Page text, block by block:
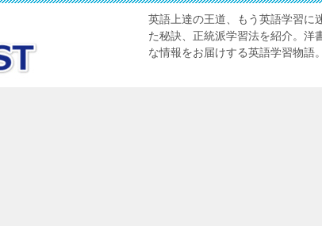
英語上達の王道、もう英語学習
た秘訣、正統派学習法を紹介。洋
な情報をお届けする英語学習物語。